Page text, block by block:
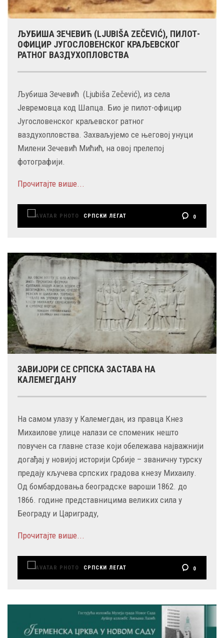
ЉУБИША ЗЕЧЕВИЋ (LJUBIŠA ZEČEVIĆ), ПИЛОТ-
ОФИЦИР ЈУГОСЛОВЕНСКОГ КРАЉЕВСКОГ
РАТНОГ ВАЗДУХОПЛОВСТВА
Љубиша Зечевић (Ljubiša Zečević), из села
Јевремовца код Шапца. Био је пилот-официр
Југословенског краљевског ратног
ваздухопловства. Захваљујемо се његовој унуци
Милени Зечевић Мићић, на овој прелепој
фотографији.
Прочитајте више...
СРПСКИ ЛЕГАТ 0
ЗАВИЈОРИ СЕ СРПСКА ЗАСТАВА НА
КАЛЕМЕГДАНУ
На самом улазу у Калемегдан, из правца Кнез
Михаилове улице налази се споменик нешто
повучен са главне стазе који обележава најважнији
догађај у новијој историји Србије – званичну турску
предају кључева српских градова кнезу Михаилу.
Од бомбардовања београдске вароши 1862. до
1866. године представницима великих сила у
Београду и Цариграду,
Прочитајте више...
СРПСКИ ЛЕГАТ 0